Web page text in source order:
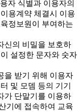
자 식별과 이용자의
용계약 체결시 이용
정보원이 부여하는
신의 비밀을 보호하
설정한 문자와 숫자
을 받기 위해 이용자
및 모뎀 등의 기기
가 단말기를 이용하
기에 접속하여 교육